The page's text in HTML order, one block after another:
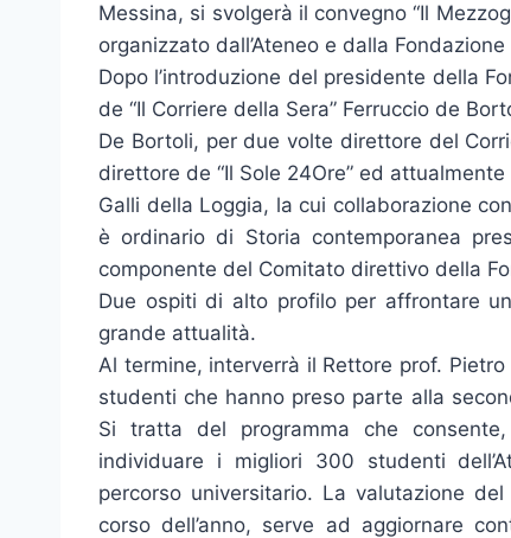
Messina, si svolgerà il convegno “Il
organizzato dall’Ateneo e dalla
Dopo l’introduzione del presidente della
de “Il Corriere della Sera” Ferruccio de
De Bortoli, per due volte direttore del
direttore de “Il Sole 24Ore” ed
Galli della Loggia, la cui collaborazione
è ordinario di Storia contemporanea
componente del Comitato direttivo della
Due ospiti di alto profilo per affrontare
grande attualità.
Al termine, interverrà il Rettore prof.
studenti che hanno preso parte alla
Si tratta del programma che
individuare i migliori 300 studenti
percorso universitario. La valutazione
corso dell’anno, serve ad aggiornare